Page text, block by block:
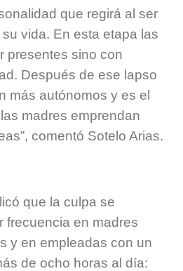
que regirá al ser
vida. En esta etapa las
presentes sino con
Después de ese lapso
más autónomos y es el
madres emprendan
comentó Sotelo Arias.
que la culpa se
frecuencia en madres
y en empleadas con un
de ocho horas al día: